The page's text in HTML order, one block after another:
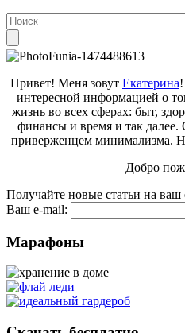
Привет! Меня зовут Екатерина
интересной информацией о
жизнь во всех сферах: быт,
финансы и время и так далее.
приверженцем минимализма.
Добро
Получайте новые статьи на ваш
Ваш e-mail:
Марафоны